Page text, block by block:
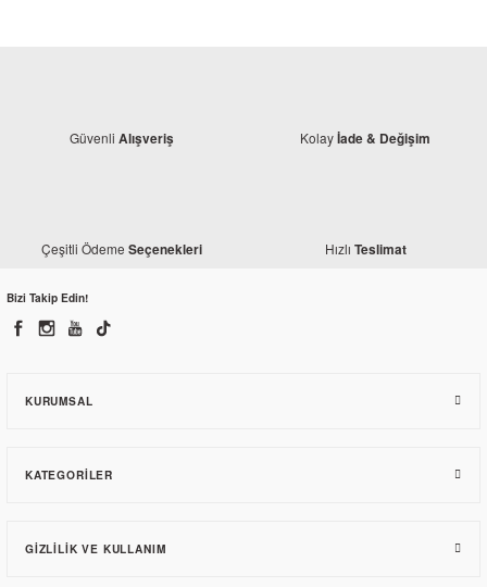
Monero
606,30 TL
Güvenli Alışveriş Kolayİade & Değişim
Çeşitli Ödeme Seçenekleri Hızlı Teslimat
Bizi Takip Edin!
KURUMSAL
KATEGORILER
GIZLILIK VE KULLANIM